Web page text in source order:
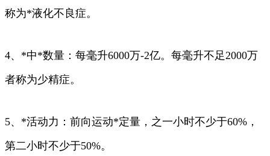
称为*液化不良症。
4、*中*数量：每毫升6000万-2亿。每毫升不足2000万
者称为少精症。
5、*活动力：前向运动*定量，之一小时不少于60%，
第二小时不少于50%。